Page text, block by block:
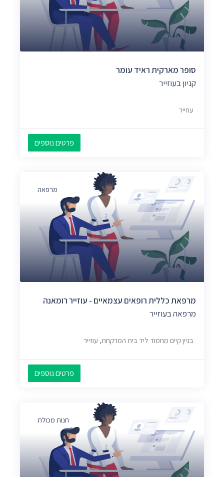
סופר מארקית ראיד עומר
קניון בעוזייר
עוזייר
פרטים נוספים
מרפאה
מרפאת כללית רופאים עצמאיים - עוזייר רומאנה
מרפאה בעוזייר
בניין קיים מחמוד ליד בית המרקחת, עוזייר
פרטים נוספים
חנות מכולת